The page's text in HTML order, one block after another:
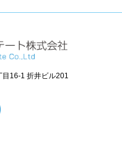
16-1 折井ビル201